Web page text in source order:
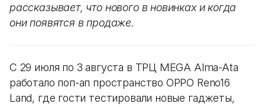
рассказывает, что нового в новинках и когда
они появятся в продаже.
С 29 июля по 3 августа в ТРЦ MEGA Alma-Ata
работало поп-ап пространство OPPO Reno16
Land, где гости тестировали новые гаджеты,